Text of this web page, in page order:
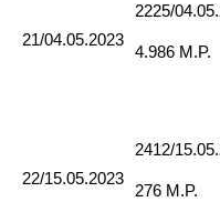
21/04.05.2023
2225/
4.986 M.P.
22/15.05.2023
2412/
276 M.P.